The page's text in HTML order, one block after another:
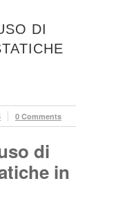
DI
0 Comments
di
in